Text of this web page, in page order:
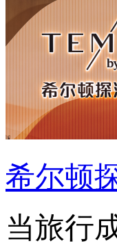
希尔顿
当旅行